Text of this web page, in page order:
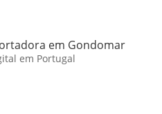
em Gondomar
em Portugal